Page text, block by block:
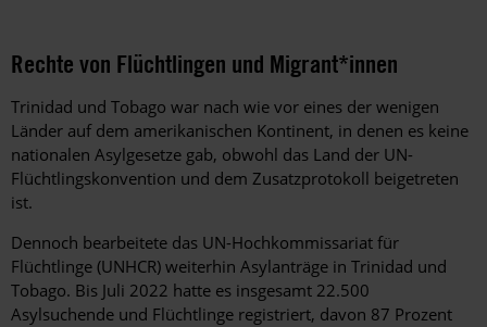
Rechte von Flüchtlingen und Migrant*innen
Trinidad und Tobago war nach wie vor eines der wenigen
Länder auf dem amerikanischen Kontinent, in denen es keine
nationalen Asylgesetze gab, obwohl das Land der UN-
Flüchtlingskonvention und dem Zusatzprotokoll beigetreten
ist.
Dennoch bearbeitete das UN-Hochkommissariat für
Flüchtlinge (UNHCR) weiterhin Asylanträge in Trinidad und
Tobago. Bis Juli 2022 hatte es insgesamt 22.500
Asylsuchende und Flüchtlinge registriert, davon 87 Prozent